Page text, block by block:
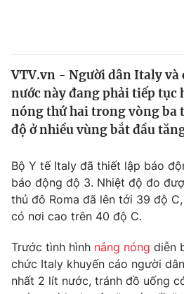
Thế giới
Tin tức
Thế giới đó đây
Câu chuyện quốc tế
Tài chính
Thị trường
Dữ liệu và đời sống
Phim VTV
Hậu trường
Giải trí
VTV.vn - Người dân Italy và
nước này đang phải tiếp tục
nóng thứ hai trong vòng ba
độ ở nhiều vùng bắt đầu
Bộ Y tế Italy đã thiết lập báo
báo động độ 3. Nhiệt độ đo
thủ đô Roma đã lên tới 39 độ
có nơi cao trên 40 độ C.
Trước tình hình nắng nóng diễn
chức Italy khuyến cáo người
nhất 2 lít nước, tránh đồ uống